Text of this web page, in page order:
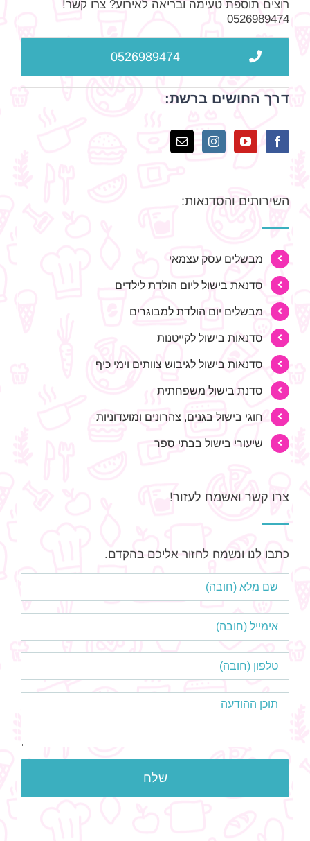
רוצים תוספת טעימה ובריאה לאירוע? צרו קשר!
0526989474
0526989474
דרך החושים ברשת:
השירותים והסדנאות:
מבשלים עסק עצמאי
סדנאת בישול ליום הולדת לילדים
מבשלים יום הולדת למבוגרים
סדנאות בישול לקייטנות
סדנאות בישול לגיבוש צוותים וימי כיף
סדנת בישול משפחתית
חוגי בישול בגנים, צהרונים ומועדוניות
שיעורי בישול בבתי ספר
צרו קשר ואשמח לעזור!
כתבו לנו ונשמח לחזור אליכם בהקדם.